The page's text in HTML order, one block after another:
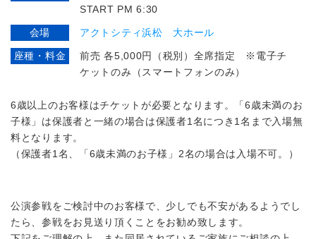
START PM 6:30
会場 アクトシティ浜松 大ホール
座種・料金
前売 各5,000円（税別）全席指定 ※電子チ
ケットのみ（スマートフォンのみ）
6歳以上のお客様はチケットが必要となります。「6歳未満のお
子様」は保護者と一緒の場合は保護者1名につき1名まで入場無
料となります。
（保護者1名、「6歳未満のお子様」2名の場合は入場不可。）
公演参戦をご検討中のお客様で、少しでも不安があるようでし
たら、参戦をお見送り頂くことをお勧め致します。